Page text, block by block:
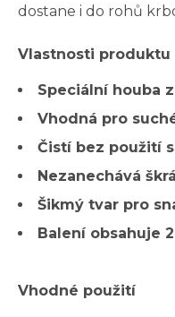
dostane i do rohů
Vlastnosti produktu
Speciální houba
Vhodná pro
Čistí bez použití
Nezanechává
Šikmý tvar pro
Balení obsahuje
Vhodné použití